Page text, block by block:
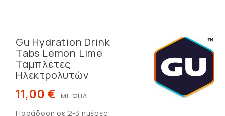
Gu Hydration Drink
Tabs Lemon Lime
Ταμπλέτες
Ηλεκτρολυτών
11,00 € ΜΕ ΦΠΑ
Παράδοση σε 2-3 ημέρες